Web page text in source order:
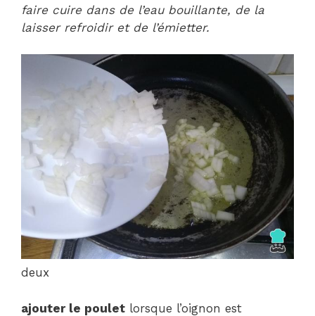
faire cuire dans de l’eau bouillante, de la
laisser refroidir et de l’émietter.
deux
ajouter le poulet lorsque l’oignon est